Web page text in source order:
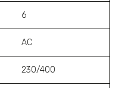
6
AC
230/400